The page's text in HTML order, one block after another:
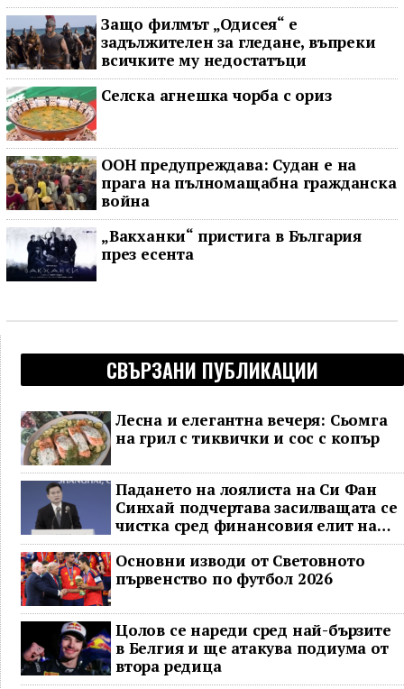
Защо филмът „Одисея“ е
задължителен за гледане, въпреки
всичките му недостатъци
Селска агнешка чорба с ориз
ООН предупреждава: Судан е на
прага на пълномащабна гражданска
война
„Вакханки“ пристига в България
през есента
СВЪРЗАНИ ПУБЛИКАЦИИ
Лесна и елегантна вечеря: Сьомга
на грил с тиквички и сос с копър
Падането на лоялиста на Си Фан
Синхай подчертава засилващата се
чистка сред финансовия елит на
Китай
Основни изводи от Световното
първенство по футбол 2026
Цолов се нареди сред най-бързите
в Белгия и ще атакува подиума от
втора редица